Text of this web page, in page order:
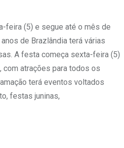
feira (5) e segue até o mês de
de Brazlândia terá várias
A festa começa sexta-feira (5)
com atrações para todos os
terá eventos voltados
festas juninas,